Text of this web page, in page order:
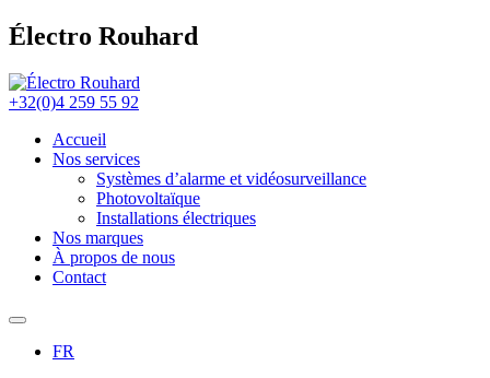
Électro Rouhard
+32(0)4 259 55 92
Accueil
Nos services
Systèmes d’alarme et vidéosurveillance
Photovoltaïque
Installations électriques
Nos marques
À propos de nous
Contact
FR